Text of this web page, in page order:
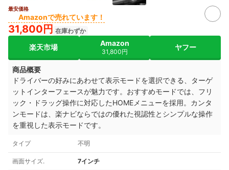
最安価格
Amazonで売れています！
31,800円 在庫わずか
楽天市場 Amazon
31,800円
ヤフー
商品概要
ドライバーの好みにあわせて表示モードを選択できる、ターゲ
ットインターフェースが魅力です。おすすめモードでは、フリ
ック・ドラッグ操作に対応したHOMEメニューを採用。カンタ
ンモードは、楽ナビならではの優れた視認性とシンプルな操作
を重視した表示モードです。
タイプ 不明
画面サイズ. 7インチ